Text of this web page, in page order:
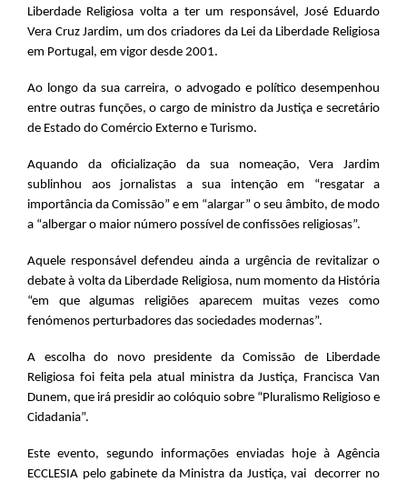
Liberdade Religiosa volta a ter um responsável, José Eduardo
Vera Cruz Jardim, um dos criadores da Lei da Liberdade Religiosa
em Portugal, em vigor desde 2001.
Ao longo da sua carreira, o advogado e político desempenhou
entre outras funções, o cargo de ministro da Justiça e secretário
de Estado do Comércio Externo e Turismo.
Aquando da oficialização da sua nomeação, Vera Jardim
sublinhou aos jornalistas a sua intenção em “resgatar a
importância da Comissão” e em “alargar” o seu âmbito, de modo
a “albergar o maior número possível de confissões religiosas”.
Aquele responsável defendeu ainda a urgência de revitalizar o
debate à volta da Liberdade Religiosa, num momento da História
“em que algumas religiões aparecem muitas vezes como
fenómenos perturbadores das sociedades modernas”.
A escolha do novo presidente da Comissão de Liberdade
Religiosa foi feita pela atual ministra da Justiça, Francisca Van
Dunem, que irá presidir ao colóquio sobre “Pluralismo Religioso e
Cidadania”.
Este evento, segundo informações enviadas hoje à Agência
ECCLESIA pelo gabinete da Ministra da Justiça, vai decorrer no